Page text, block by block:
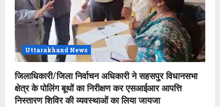
Uttarakhand News
जिलाधिकारी/जिला निर्वाचन अधिकारी ने सहसपुर विधानसभा
क्षेत्र के पोलिंग बूथों का निरीक्षण कर एसआईआर आपत्ति
निस्तारण शिविर की व्यवस्थाओं का लिया जायजा